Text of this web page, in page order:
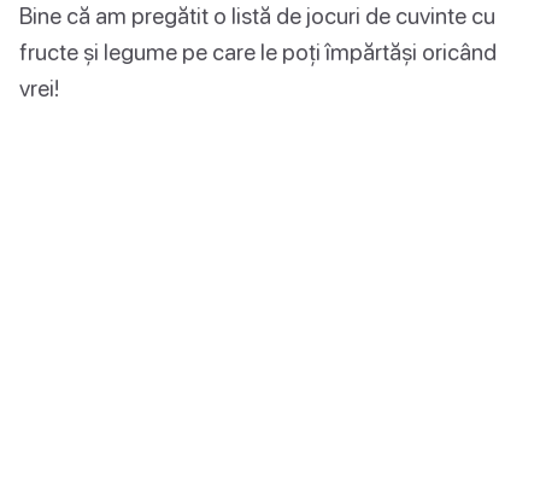
Bine că am pregătit o listă de jocuri de cuvinte cu
fructe și legume pe care le poți împărtăși oricând
vrei!